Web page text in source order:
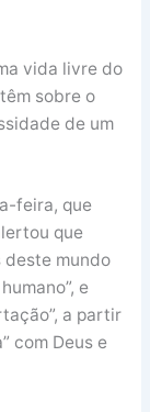
vida livre do
sobre o
de um
feira, que
que
deste mundo
e
a partir
com Deus e